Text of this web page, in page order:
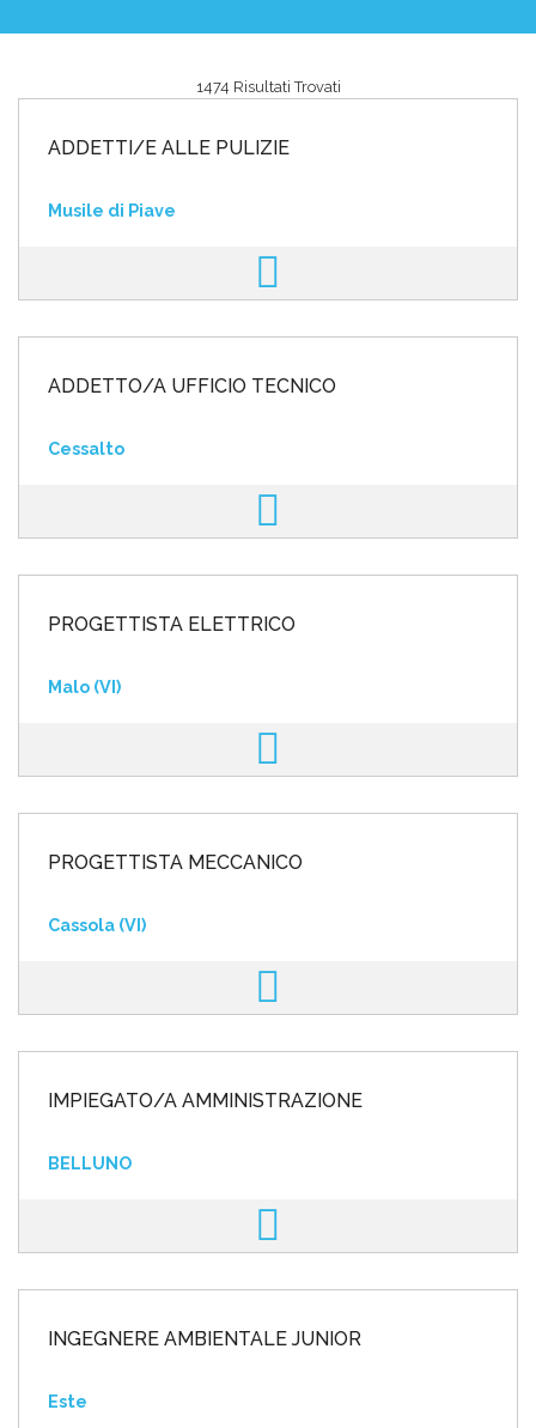
INVIA CV
1474 Risultati Trovati
ADDETTI/E ALLE PULIZIE
Musile di Piave
ADDETTO/A UFFICIO TECNICO
Cessalto
PROGETTISTA ELETTRICO
Malo (VI)
PROGETTISTA MECCANICO
Cassola (VI)
IMPIEGATO/A AMMINISTRAZIONE
BELLUNO
INGEGNERE AMBIENTALE JUNIOR
Este